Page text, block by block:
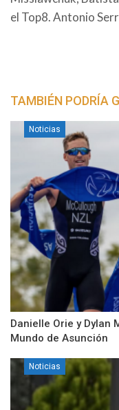
el Top8. Antonio
TAMBIÉN PODRÍA
Noticias
Danielle Orie y Dylan
Mundo de Asunción
Noticias